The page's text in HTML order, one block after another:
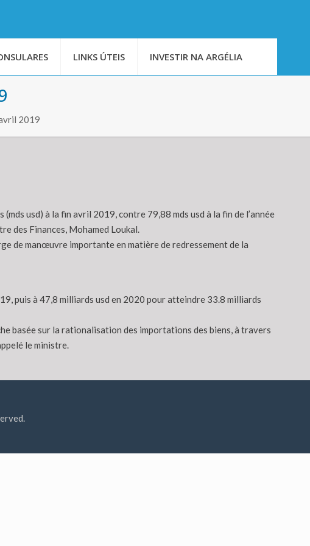
LINKS ÚTEIS INVESTIR NA ARGÉLIA
2019
usd) à la fin avril 2019, contre 79,88 mds usd à la fin de l’année
des Finances, Mohamed Loukal.
de manœuvre importante en matière de redressement de la
puis à 47,8 milliards usd en 2020 pour atteindre 33.8 milliards
basée sur la rationalisation des importations des biens, à travers
le ministre.